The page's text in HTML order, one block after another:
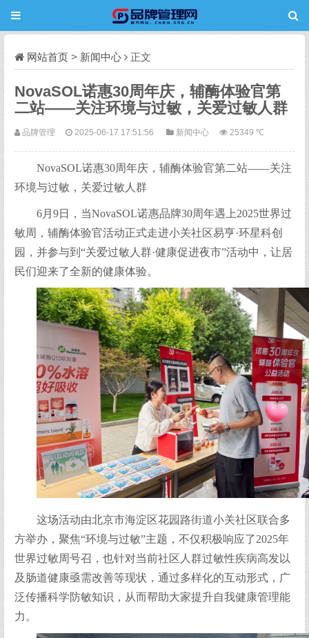
网站首页 > 新闻中心 正文
NovaSOL诺惠30周年庆，辅酶体验官第
二站——关注环境与过敏，关爱过敏人群
品牌管理 2025-06-17 17:51:56 新闻中心 25349 ℃
NovaSOL诺惠30周年庆，辅酶体验官第二站——关注
环境与过敏，关爱过敏人群
6月9日，当NovaSOL诺惠品牌30周年遇上2025世界过
敏周，辅酶体验官活动正式走进小关社区易亨·环星科创
园，并参与到“关爱过敏人群·健康促进夜市”活动中，让居
民们迎来了全新的健康体验。
这场活动由北京市海淀区花园路街道小关社区联合多
方举办，聚焦“环境与过敏”主题，不仅积极响应了2025年
世界过敏周号召，也针对当前社区人群过敏性疾病高发以
及肠道健康亟需改善等现状，通过多样化的互动形式，广
泛传播科学防敏知识，从而帮助大家提升自我健康管理能
力。